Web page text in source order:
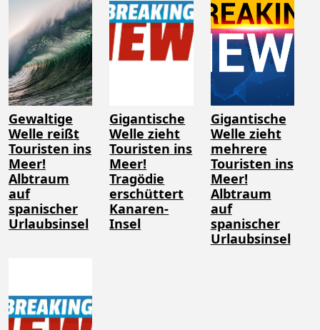
Gewaltige
Welle reißt
Touristen ins
Meer!
Albtraum
auf
spanischer
Urlaubsinsel
Gigantische
Welle zieht
Touristen ins
Meer!
Tragödie
erschüttert
Kanaren-
Insel
Gigantische
Welle zieht
mehrere
Touristen ins
Meer!
Albtraum
auf
spanischer
Urlaubsinsel